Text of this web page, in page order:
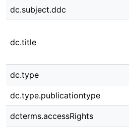
dc.subject.ddc
dc.title
dc.type
dc.type.publicationtype
dcterms.accessRights